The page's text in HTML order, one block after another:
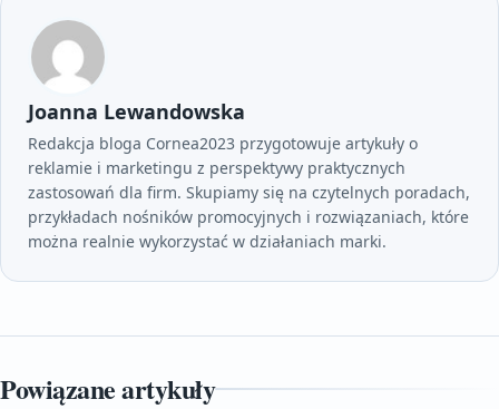
Joanna Lewandowska
Redakcja bloga Cornea2023 przygotowuje artykuły o
reklamie i marketingu z perspektywy praktycznych
zastosowań dla firm. Skupiamy się na czytelnych poradach,
przykładach nośników promocyjnych i rozwiązaniach, które
można realnie wykorzystać w działaniach marki.
Powiązane artykuły